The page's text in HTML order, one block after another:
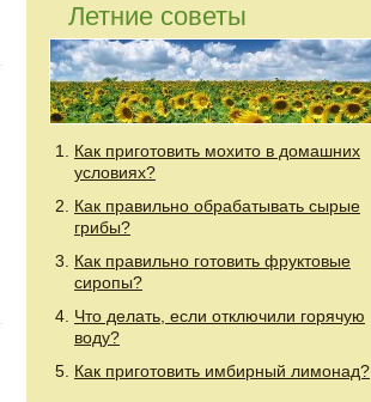
Летние советы
Как приготовить мохито в домашних
условиях?
Как правильно обрабатывать сырые
грибы?
Как правильно готовить фруктовые
сиропы?
Что делать, если отключили горячую
воду?
Как приготовить имбирный лимонад?